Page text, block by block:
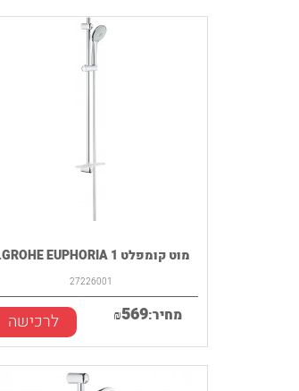
מוט קומפלט GROHE EUPHORIA 1...
27226001
מחיר: ₪569 לרכישה